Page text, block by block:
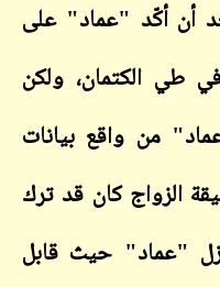
أن أكّد "عماد" على
طي الكتمان، ولكن
من واقع بيانات
الزواج كان قد ترك
"عماد" حيث قابل